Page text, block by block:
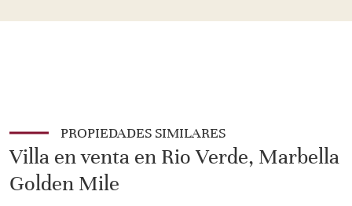
PROPIEDADES SIMILARES
Villa en venta en Rio Verde, Marbella
Golden Mile